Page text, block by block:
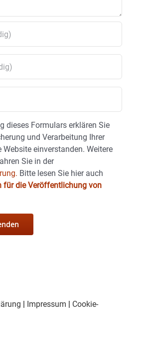
dieses Formulars erklären Sie
und Verarbeitung Ihrer
Website einverstanden. Weitere
Sie in der
Bitte lesen Sie hier auch
für die Veröffentlichung von
| Impressum | Cookie-